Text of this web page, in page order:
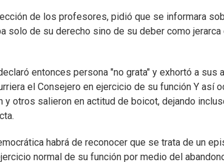
de los profesores, pidió que se informara
solo de su derecho sino de su deber como
entonces persona "no grata" y exhortó a sus
el Consejero en ejercicio de su función Y así
otros salieron en actitud de boicot, dejando
habrá de reconocer que se trata de un
normal de su función por medio del